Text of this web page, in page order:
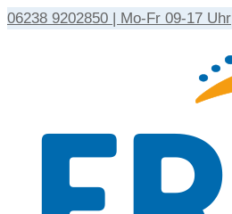
06238 9202850 | Mo-Fr 09-17 Uhr